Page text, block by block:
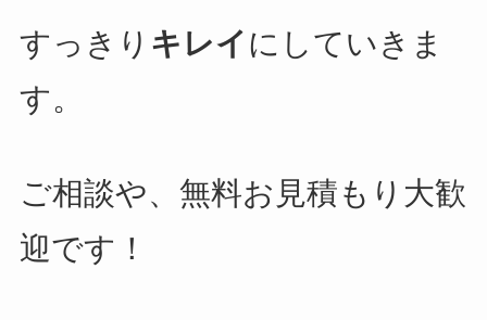
すっきり キレイにしていきま
す。
ご相談や、無料お見積もり大歓
迎です！